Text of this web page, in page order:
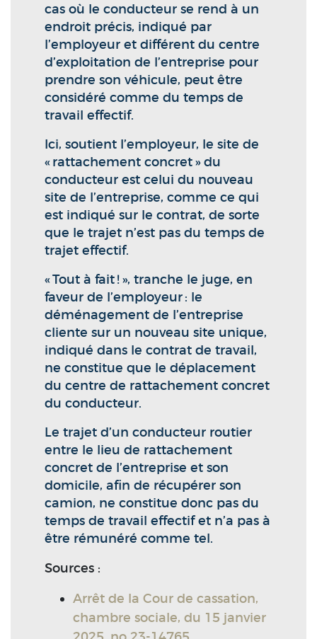
cas où le conducteur se rend à un
endroit précis, indiqué par
l’employeur et différent du centre
d’exploitation de l’entreprise pour
prendre son véhicule, peut être
considéré comme du temps de
travail effectif.
Ici, soutient l’employeur, le site de
« rattachement concret » du
conducteur est celui du nouveau
site de l’entreprise, comme ce qui
est indiqué sur le contrat, de sorte
que le trajet n’est pas du temps de
trajet effectif.
« Tout à fait ! », tranche le juge, en
faveur de l’employeur : le
déménagement de l’entreprise
cliente sur un nouveau site unique,
indiqué dans le contrat de travail,
ne constitue que le déplacement
du centre de rattachement concret
du conducteur.
Le trajet d’un conducteur routier
entre le lieu de rattachement
concret de l’entreprise et son
domicile, afin de récupérer son
camion, ne constitue donc pas du
temps de travail effectif et n’a pas à
être rémunéré comme tel.
Sources :
Arrêt de la Cour de cassation,
chambre sociale, du 15 janvier